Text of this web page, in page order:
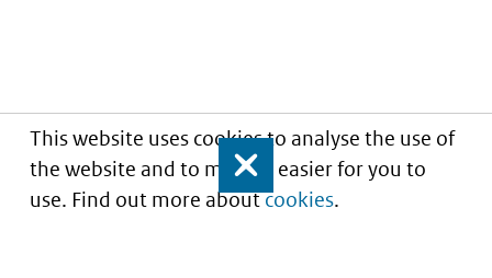
This website uses cookies to analyse the use of
the website and to make it easier for you to
use. Find out more aboutcookies.
Close